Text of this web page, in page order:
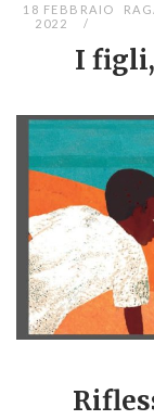
18 FEBBRAIO
2022
I